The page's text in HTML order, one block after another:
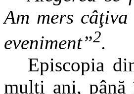
Am mers
eveniment”2.
Episcopia
mulţi ani, până